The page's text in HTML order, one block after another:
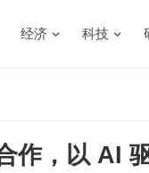
经济 科技
，以 AI